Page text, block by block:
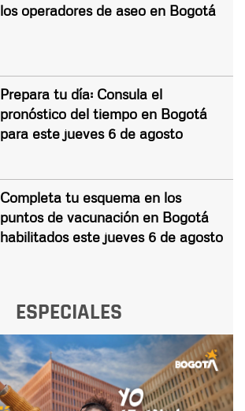
los operadores de aseo en Bogotá
Prepara tu día: Consula el
pronóstico del tiempo en Bogotá
para este jueves 6 de agosto
Completa tu esquema en los
puntos de vacunación en Bogotá
habilitados este jueves 6 de agosto
ESPECIALES